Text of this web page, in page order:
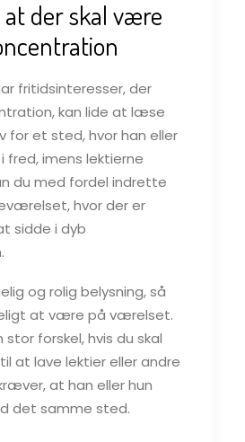
at der skal være
fritidsinteresser, der
kan lide at læse
for et sted, hvor han eller
fred, imens lektierne
du med fordel indrette
hvor der er
sidde i dyb
og rolig belysning, så
at være på værelset.
stor forskel, hvis du skal
at lave lektier eller andre
at han eller hun
det samme sted.